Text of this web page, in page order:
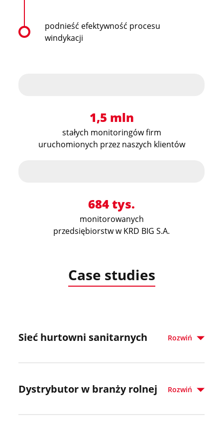
podnieść efektywność procesu
windykacji
1,5 mln
stałych monitoringów firm
uruchomionych przez naszych klientów
684 tys.
monitorowanych
przedsiębiorstw w KRD BIG S.A.
Case studies
Sieć hurtowni sanitarnych Rozwiń
Dystrybutor w branży rolnej Rozwiń